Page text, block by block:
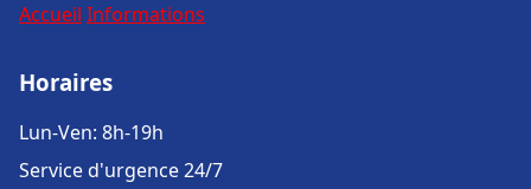
Accueil Informations
Horaires
Lun-Ven: 8h-19h
Service d'urgence 24/7